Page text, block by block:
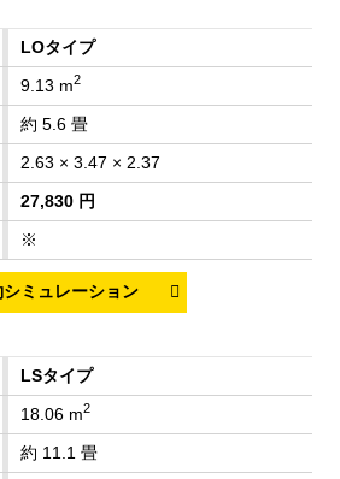
LOタイプ
9.13 m2
約 5.6 畳
2.63 × 3.47 × 2.37
27,830 円
※
LSタイプ
18.06 m2
約 11.1 畳